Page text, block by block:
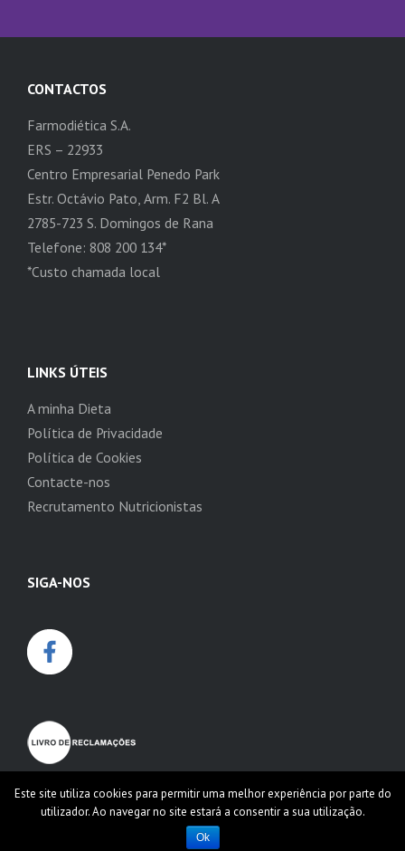
CONTACTOS
Farmodiética S.A.
ERS – 22933
Centro Empresarial Penedo Park
Estr. Octávio Pato, Arm. F2 Bl. A
2785-723 S. Domingos de Rana
Telefone: 808 200 134*
*Custo chamada local
LINKS ÚTEIS
A minha Dieta
Política de Privacidade
Política de Cookies
Contacte-nos
Recrutamento Nutricionistas
SIGA-NOS
© 2026Dieta Biotrês
Este site utiliza cookies para permitir uma melhor experiência por parte do
utilizador. Ao navegar no site estará a consentir a sua utilização.
Ok